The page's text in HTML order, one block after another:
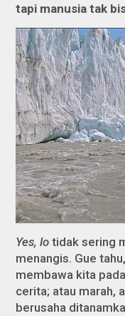
tapi manusia tak
Yes, lo tidak sering
menangis. Gue
membawa kita
cerita; atau marah,
berusaha